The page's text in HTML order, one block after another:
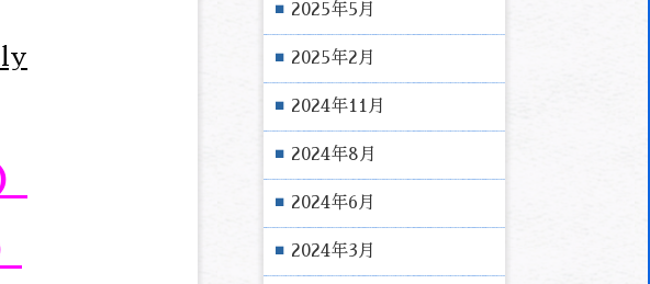
2025年5月
2025年2月
2024年11月
2024年8月
2024年6月
2024年3月